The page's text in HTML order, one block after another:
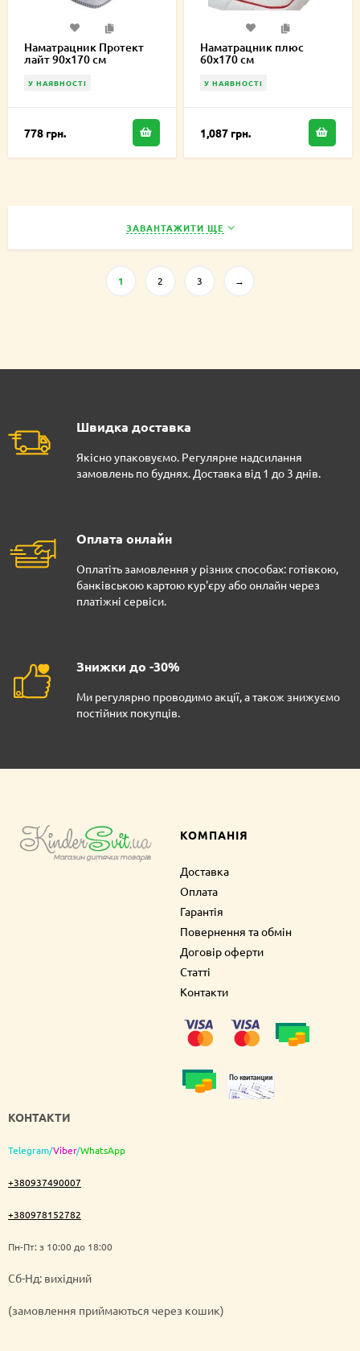
Наматрацник Протект
лайт 90х170 см
У НАЯВНОСТІ
778 грн.
Наматрацник плюс
60х170 см
У НАЯВНОСТІ
1,087 грн.
ЗАВАНТАЖИТИ ЩЕ
1 2 3 →
Швидка доставка
Якісно упаковуємо. Регулярне надсилання
замовлень по буднях. Доставка від 1 до 3 днів.
Оплата онлайн
Оплатіть замовлення у різних способах: готівкою,
банківською картою кур'єру або онлайн через
платіжні сервіси.
Знижки до -30%
Ми регулярно проводимо акції, а також знижуємо
постійних покупців.
КОМПАНІЯ
Доставка
Оплата
Гарантія
Повернення та обмін
Договір оферти
Статті
Контакти
КОНТАКТИ
Telegram/Viber/WhatsApp
+380937490007
+380978152782
Пн-Пт: з 10:00 до 18:00
Cб-Нд: вихідний
(замовлення приймаються через кошик)